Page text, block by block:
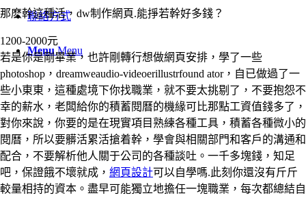
聯絡方式
Menu Menu
那麽幹這種活，dw制作網頁.能掙若幹好多錢？
1200-2000元
若是你是剛畢業，也許剛轉行想做網頁安排，學了一些
photoshop，dreamweaudio-videoerillustrfound ator，自已做過了一
些小東東，這種處境下你找職業，就不要太挑剔了，不要抱怨不
幸的薪水，老闆給你的積蓄閱曆的機緣可比那點工資值錢多了，
對你來說，你要的是在現實項目熟練各種工具，積蓄各種微小的
閱曆，所以要髒活累活搶着幹，學會與相關部門和客戶的溝通和
配合，不要解析他人關于公司的各種談吐。一千多塊錢，知足
吧，保證餓不壞就成， 網頁設計可以自學嗎.此刻你還沒有斤斤
較量相持的資本。盡早可能獨立地擔任一塊職業，每次都總結自